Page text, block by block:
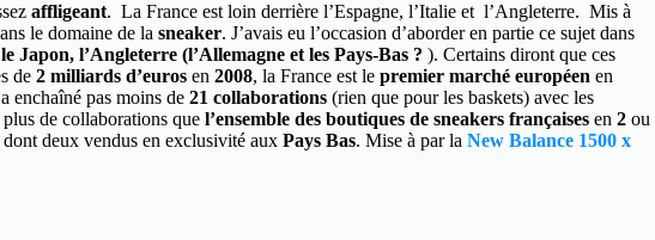
affligeant. La France est loin derrière l’Espagne, l’Italie et l’Angleterre. Mis à
le domaine de la sneaker. J’avais eu l’occasion d’aborder en partie ce sujet dans
Japon, l’Angleterre (l’Allemagne et les Pays-Bas ? ). Certains diront que ces
de 2 milliards d’euros en 2008, la France est le premier marché européen en
a enchaîné pas moins de 21 collaborations (rien que pour les baskets) avec les
plus de collaborations que l’ensemble des boutiques de sneakers françaises en 2 ou
dont deux vendus en exclusivité aux Pays Bas. Mise à par la New Balance 1500 x